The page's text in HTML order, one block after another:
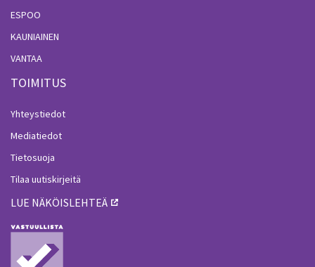
ESPOO
KAUNIAINEN
VANTAA
TOIMITUS
Yhteystiedot
Mediatiedot
Tietosuoja
Tilaa uutiskirjeitä
LUE NÄKÖISLEHTEÄ